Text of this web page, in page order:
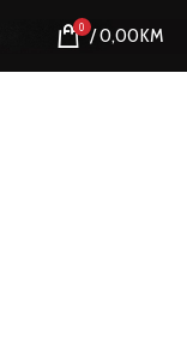
0 /0,00KM